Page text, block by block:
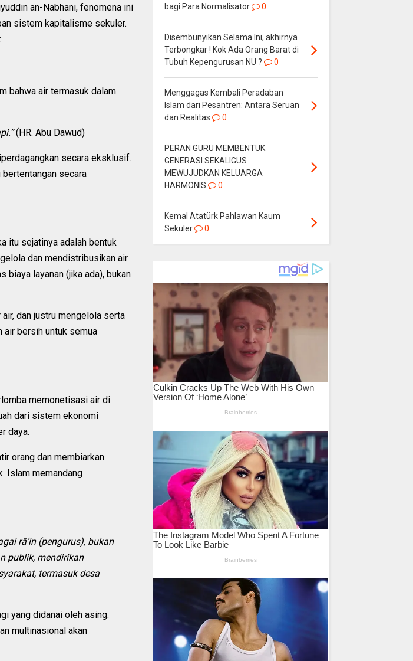
an-Nabhani, fenomena ini
sistem kapitalisme sekuler.
bahwa air termasuk dalam
(HR. Abu Dawud)
secara eksklusif.
secara
itu sejatinya adalah bentuk
dan mendistribusikan air
biaya layanan (jika ada), bukan
dan justru mengelola serta
air bersih untuk semua
memonetisasi air di
dari sistem ekonomi
daya.
orang dan membiarkan
Islam memandang
rā‘in (pengurus), bukan
publik, mendirikan
termasuk desa
yang didanai oleh asing.
multinasional akan
bagi Para Normalisator
0
Disembunyikan Selama Ini, akhirnya
Terbongkar ! Kok Ada Orang Barat di
Tubuh Kepengurusan NU ?
0
Menggagas Kembali Peradaban
Islam dari Pesantren: Antara Seruan
dan Realitas
0
PERAN GURU MEMBENTUK
GENERASI SEKALIGUS
MEWUJUDKAN KELUARGA
HARMONIS
0
Kemal Atatürk Pahlawan Kaum
Sekuler
0